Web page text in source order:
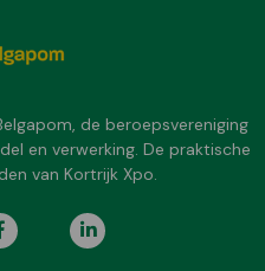
de beroepsvereniging
en verwerking. De praktische
van Kortrijk Xpo.